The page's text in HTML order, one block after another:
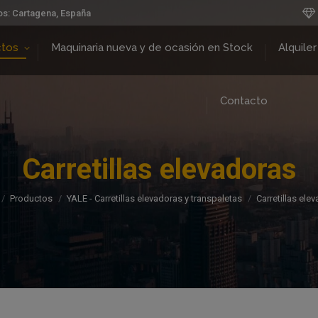
Cartagena, España
Maquinaria nueva y de ocasión en Stock Alquiler
Contacto
Carretillas elevadoras
Estás aquí:
Productos YALE - Carretillas elevadoras y transpaletas Carretillas